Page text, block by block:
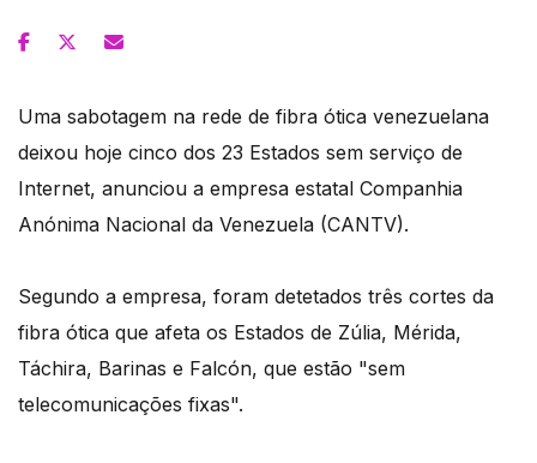
Uma sabotagem na rede de fibra ótica venezuelana
deixou hoje cinco dos 23 Estados sem serviço de
Internet, anunciou a empresa estatal Companhia
Anónima Nacional da Venezuela (CANTV).
Segundo a empresa, foram detetados três cortes da
fibra ótica que afeta os Estados de Zúlia, Mérida,
Táchira, Barinas e Falcón, que estão "sem
telecomunicações fixas".